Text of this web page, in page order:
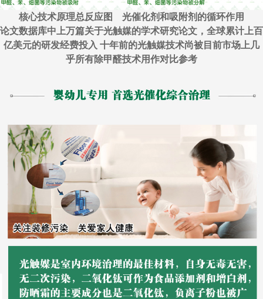
核心技术原理总反应图 光催化剂和吸附剂的循环作用
论文数据库中上万篇关于光触媒的学术研究论文，全球累计上百
亿美元的研发经费投入 十年前的光触媒技术尚被目前市场上几
乎所有除甲醛技术用作对比参考